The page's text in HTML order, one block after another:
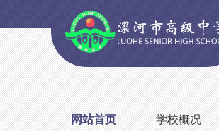
网站首页 学校概况